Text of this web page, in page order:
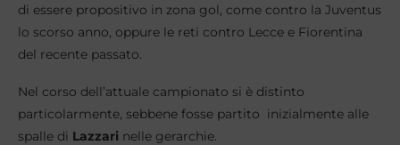
di essere propositivo in zona gol, come contro la Juventus
lo scorso anno, oppure le reti contro Lecce e Fiorentina
del recente passato.
Nel corso dell’attuale campionato si è distinto
particolarmente, sebbene fosse partito inizialmente alle
spalle di Lazzari nelle gerarchie.